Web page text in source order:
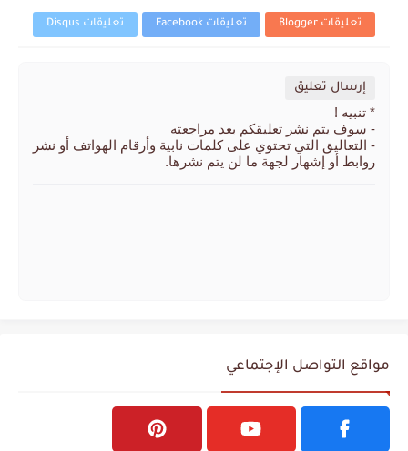
تعليقات Blogger تعليقات Facebook تعليقات Disqus
إرسال تعليق
* تنبيه !
- سوف يتم نشر تعليقكم بعد مراجعته
- التعاليق التي تحتوي على كلمات نابية وأرقام الهواتف أو نشر
روابط أو إشهار لجهة ما لن يتم نشرها.
مواقع التواصل الإجتماعي